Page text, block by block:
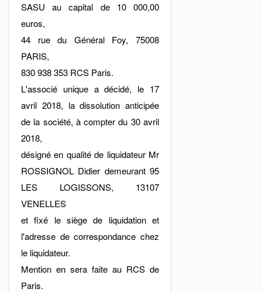
SASU au capital de 10 000,00
euros,
44 rue du Général Foy, 75008
PARIS,
830 938 353 RCS Paris.
L'associé unique a décidé, le 17
avril 2018, la dissolution anticipée
de la société, à compter du 30 avril
2018,
désigné en qualité de liquidateur Mr
ROSSIGNOL Didier demeurant 95
LES LOGISSONS, 13107
VENELLES
et fixé le siège de liquidation et
l'adresse de correspondance chez
le liquidateur.
Mention en sera faite au RCS de
Paris.